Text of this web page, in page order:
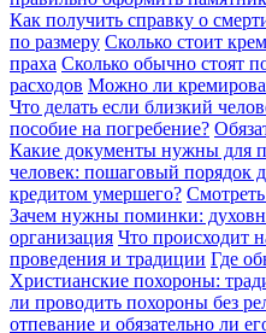
Как получить справку о
по размеру Сколько стоит
праха Сколько обычно стоят
расходов Можно ли
Что делать если близкий
пособие на погребение?
Какие документы нужны для
человек: пошаговый порядок
кредитом умершего?
Зачем нужны поминки:
организация Что происходит
проведения и традиции Где
Христианские похороны:
ли проводить похороны без
отпевание и обязательно ли